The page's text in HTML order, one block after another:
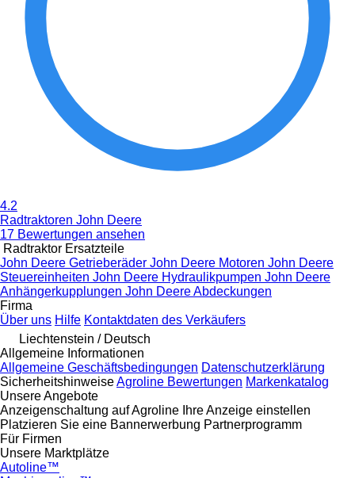
4.2
Radtraktoren John Deere
17 Bewertungen ansehen
Radtraktor Ersatzteile
John Deere Getrieberäder John Deere Motoren John Deere
Steuereinheiten John Deere Hydraulikpumpen John Deere
Anhängerkupplungen John Deere Abdeckungen
Firma
Über uns Hilfe Kontaktdaten des Verkäufers
Liechtenstein / Deutsch
Allgemeine Informationen
Allgemeine Geschäftsbedingungen Datenschutzerklärung
SicherheitshinweiseAgroline Bewertungen Markenkatalog
Unsere Angebote
Anzeigenschaltung auf Agroline Ihre Anzeige einstellen
Platzieren Sie eine Bannerwerbung Partnerprogramm
Für Firmen
Unsere Marktplätze
Autoline™